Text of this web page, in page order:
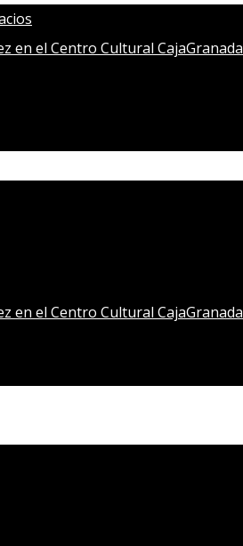
en el Centro Cultural CajaGranada
en el Centro Cultural CajaGranada